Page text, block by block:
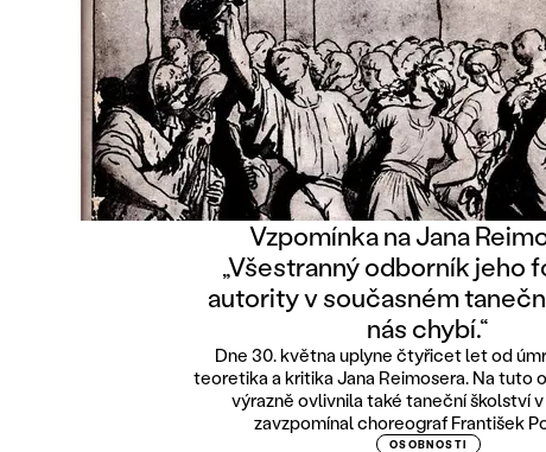
Vzpomínka na Jana
„Všestranný odborník jeho
autority v současném
nás chybí.“
Dne 30. května uplyne čtyřicet let od
teoretika a kritika Jana Reimosera. Na tuto
výrazně ovlivnila také taneční školství
zavzpomínal choreograf František
OSOBNOSTI